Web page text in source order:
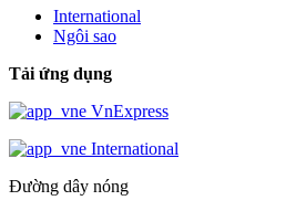
International
Ngôi sao
Tải ứng dụng
VnExpress
International
Đường dây nóng